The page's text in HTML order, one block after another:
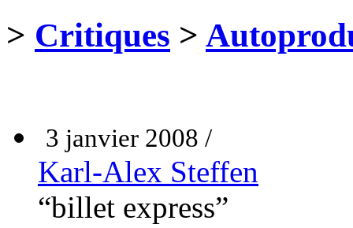
> Critiques >
3 janvier 2008 /
Karl-Alex Steffen
“billet express”